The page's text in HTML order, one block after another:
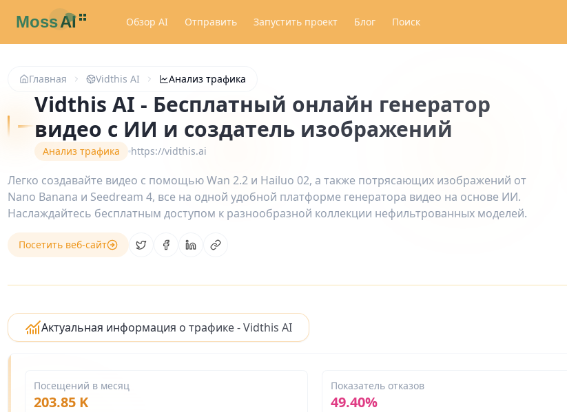
Обзор AI Отправить Запустить проект Блог Поиск
Главная Vidthis AI Анализ трафика
Vidthis AI - Бесплатный онлайн генератор
видео с ИИ и создатель изображений
Анализ трафика https://vidthis.ai
Легко создавайте видео с помощью Wan 2.2 и Hailuo 02, а также потрясающих изображений от
Nano Banana и Seedream 4, все на одной удобной платформе генератора видео на основе ИИ.
Наслаждайтесь бесплатным доступом к разнообразной коллекции нефильтрованных моделей.
Посетить веб-сайт Share on Twitter
Share on Facebook
Share on LinkedIn
Copy link
Актуальная информация о трафике - Vidthis AI
Посещений в месяц
203.85 K
Показатель отказов
49.40%